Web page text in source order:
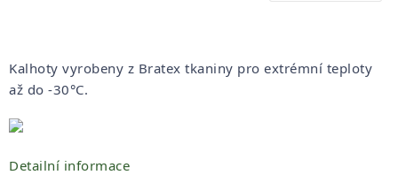
Kalhoty vyrobeny z Bratex tkaniny pro extrémní teploty
až do -30°C.
Detailní informace